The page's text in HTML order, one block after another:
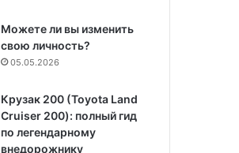
Можете ли вы изменить
свою личность?
05.05.2026
Крузак 200 (Toyota Land
Cruiser 200): полный гид
по легендарному
внедорожнику